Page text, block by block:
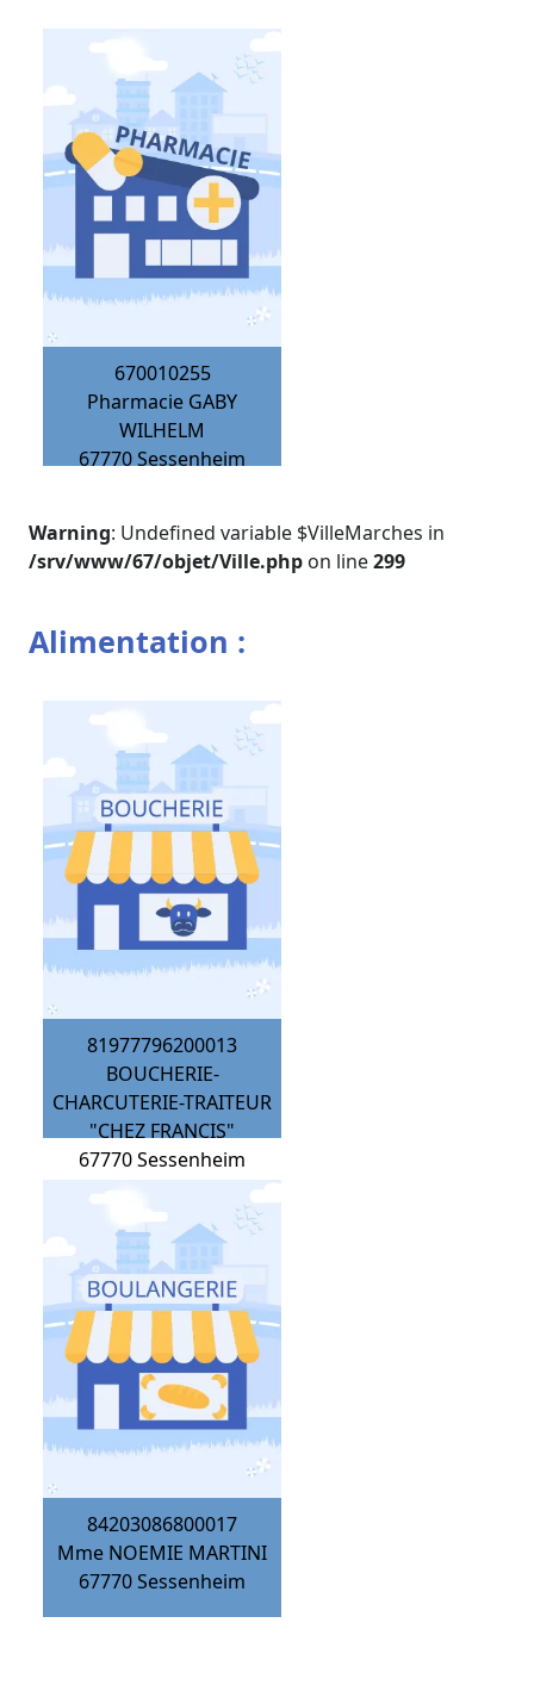
670010255
Pharmacie GABY
WILHELM
67770Sessenheim
Warning: Undefined variable $VilleMarches in
/srv/www/67/objet/Ville.php on line299
Alimentation :
81977796200013
BOUCHERIE-
CHARCUTERIE-TRAITEUR
"CHEZ FRANCIS"
67770Sessenheim
84203086800017
Mme NOEMIE MARTINI
67770Sessenheim